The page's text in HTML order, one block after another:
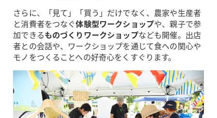
さらに、「見て」「買う」だけでなく、農家や生産者
と消費者をつなぐ体験型ワークショップや、親子で参
加できるものづくりワークショップなども開催。出店
者との会話や、ワークショップを通じて食への関心や
モノをつくることへの好奇心をくすぐります。